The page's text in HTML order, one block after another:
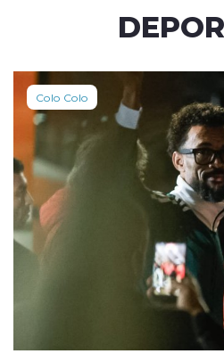
Colo Colo